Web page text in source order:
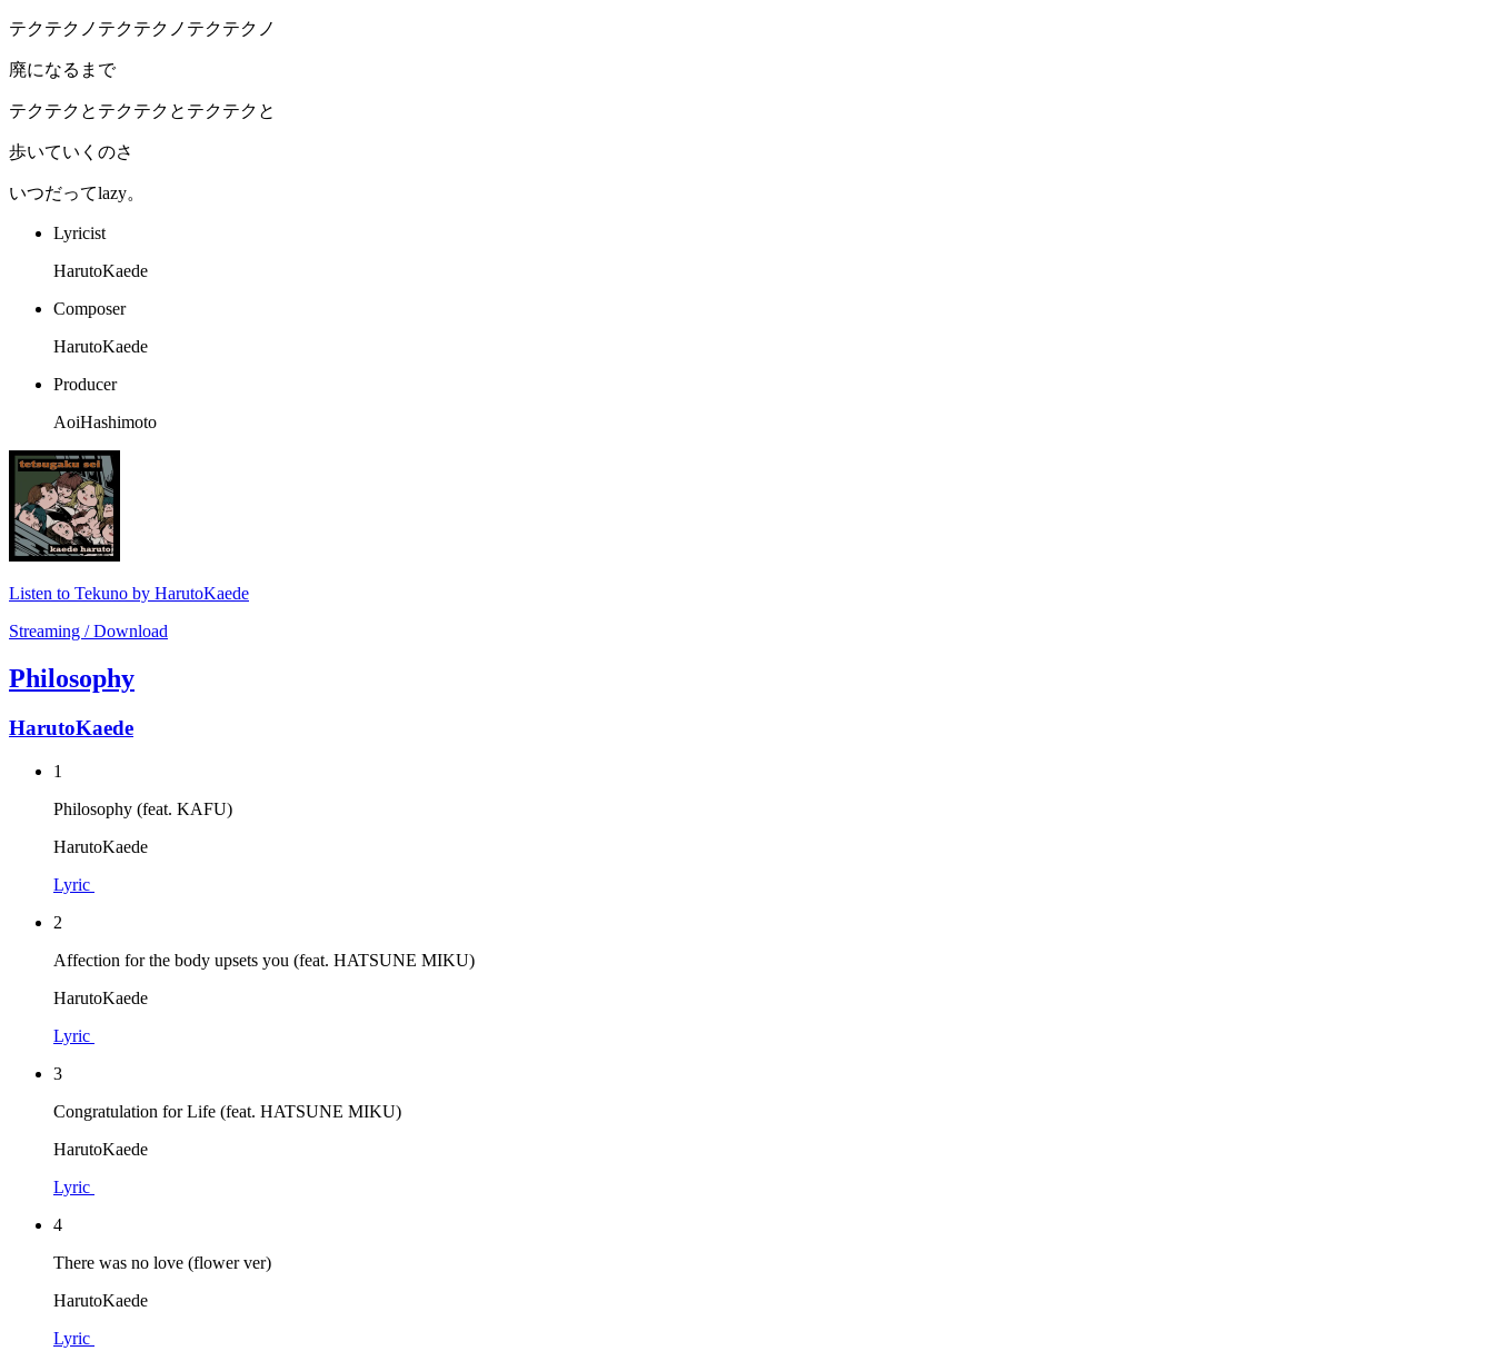
テクテクノテクテクノテクテクノ
廃になるまで
テクテクとテクテクとテクテクと
歩いていくのさ
いつだってlazy。
Lyricist
HarutoKaede
Composer
HarutoKaede
Producer
AoiHashimoto
Listen to Tekuno by HarutoKaede
Streaming / Download
Philosophy
HarutoKaede
1
Philosophy (feat. KAFU)
HarutoKaede
Lyric
2
Affection for the body upsets you (feat. HATSUNE MIKU)
HarutoKaede
Lyric
3
Congratulation for Life (feat. HATSUNE MIKU)
HarutoKaede
Lyric
4
There was no love (flower ver)
HarutoKaede
Lyric